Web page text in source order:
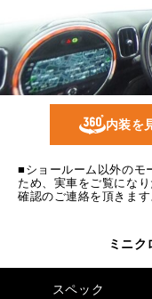
工場
お問い合わせ
BMW MINIサービス
iR TECH
内訳
1回目
2回目以降
ボーナス月数
内装を
■ショールーム以外のモ
ため、実車をご覧にな
確認のご連絡を頂きます
ミニ
スペック